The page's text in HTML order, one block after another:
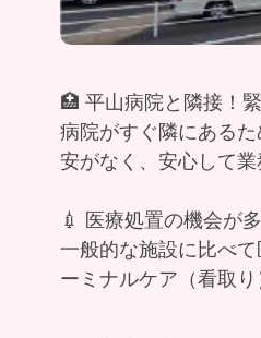
🏥 平山病院と隣接！
病院がすぐ隣にある
安がなく、安心して業
💉 医療処置の機会が
一般的な施設に比べ
ーミナルケア（看取